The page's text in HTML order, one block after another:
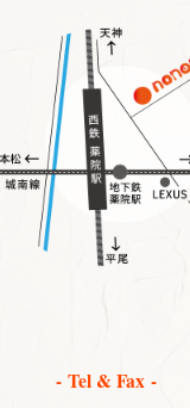
- Tel & Fax -